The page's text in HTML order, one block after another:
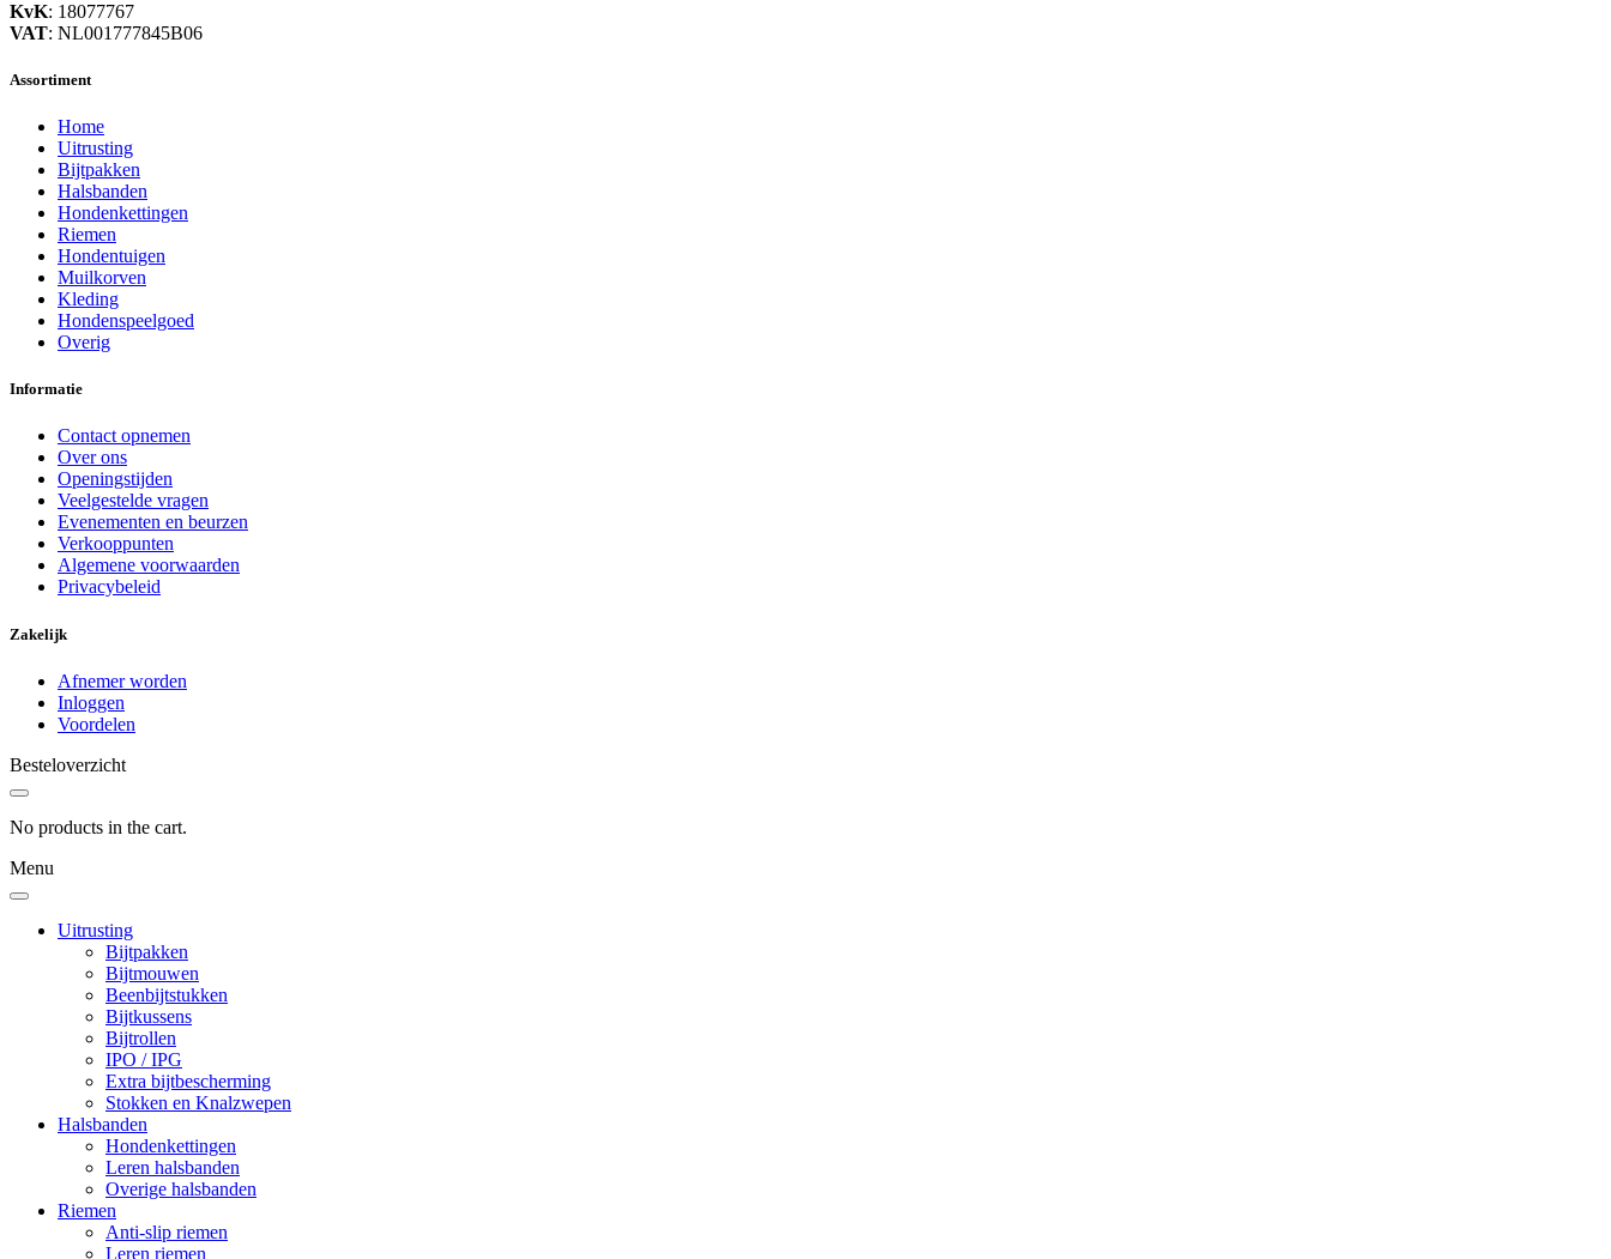
KvK: 18077767
VAT: NL001777845B06
Assortiment
Home
Uitrusting
Bijtpakken
Halsbanden
Hondenkettingen
Riemen
Hondentuigen
Muilkorven
Kleding
Hondenspeelgoed
Overig
Informatie
Contact opnemen
Over ons
Openingstijden
Veelgestelde vragen
Evenementen en beurzen
Verkooppunten
Algemene voorwaarden
Privacybeleid
Zakelijk
Afnemer worden
Inloggen
Voordelen
Besteloverzicht
No products in the cart.
Menu
Uitrusting
Bijtpakken
Bijtmouwen
Beenbijtstukken
Bijtkussens
Bijtrollen
IPO / IPG
Extra bijtbescherming
Stokken en Knalzwepen
Halsbanden
Hondenkettingen
Leren halsbanden
Overige halsbanden
Riemen
Anti-slip riemen
Leren riemen